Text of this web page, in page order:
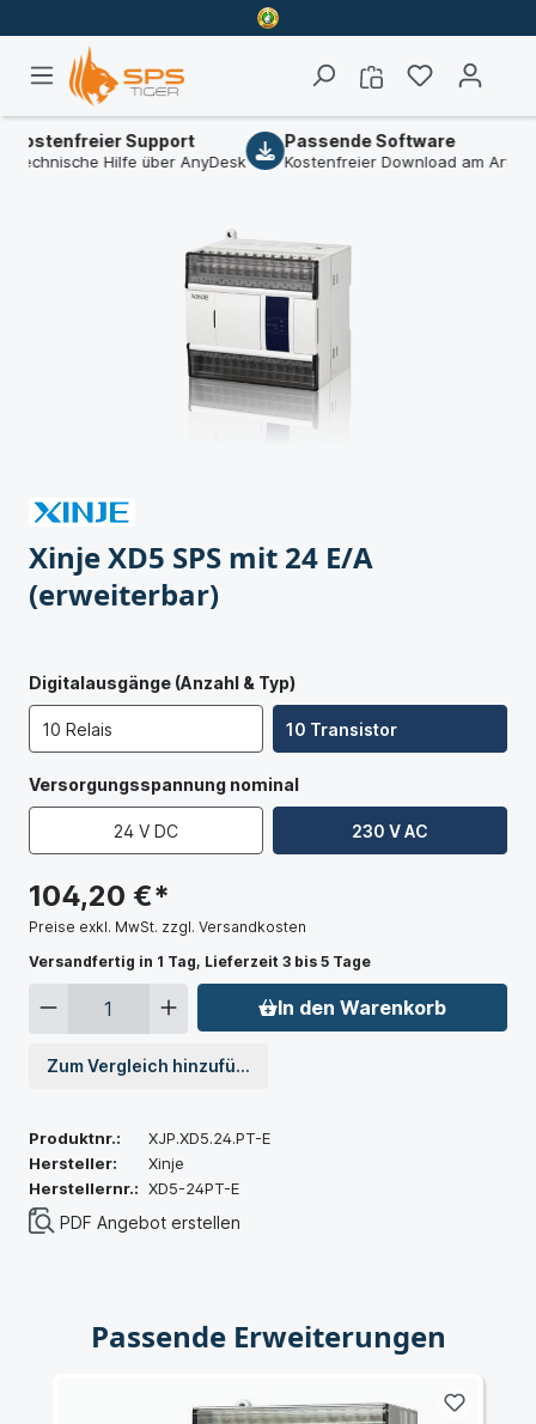
Support
Hilfe über AnyDesk
Passende Software
Kostenfreier Download am Artikel
Xinje XD5 SPS mit 24 E/A
(erweiterbar)
104,20 €*
Preise exkl. MwSt. zzgl. Versandkosten
Versandfertig in 1 Tag, Lieferzeit 3 bis 5 Tage
Digitalausgänge (Anzahl & Typ)
10 Relais 10 Transistor
Versorgungsspannung nominal
24 V DC 230 V AC
In den Warenkorb
Zum Vergleich hinzufügen
Produktnr.:
XJP.XD5.24.PT-E
Hersteller:
Xinje
Herstellernr.: XD5-24PT-E
PDF Angebot erstellen
Passende Erweiterungen